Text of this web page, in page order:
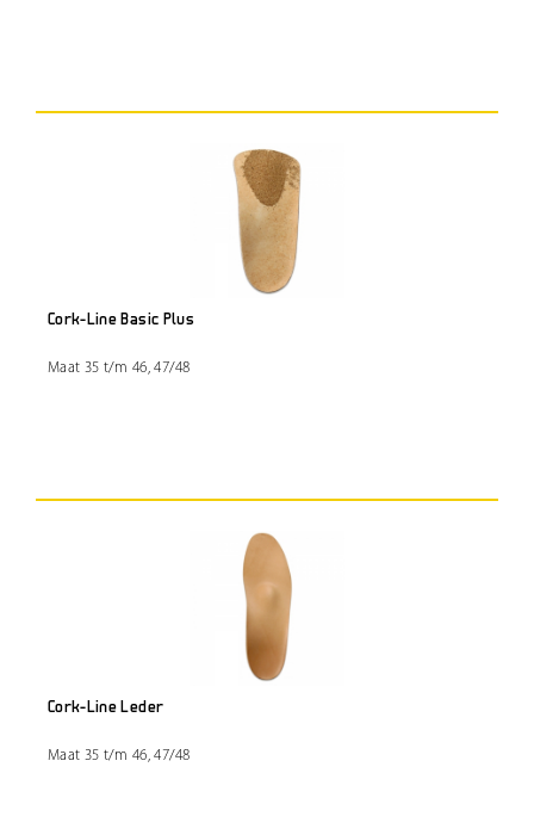
Cork-Line Basic Plus
Maat 35 t/m 46, 47/48
Cork-Line Leder
Maat 35 t/m 46, 47/48